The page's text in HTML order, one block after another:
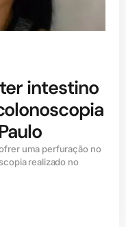
intestino
uma perfuração no
realizado no